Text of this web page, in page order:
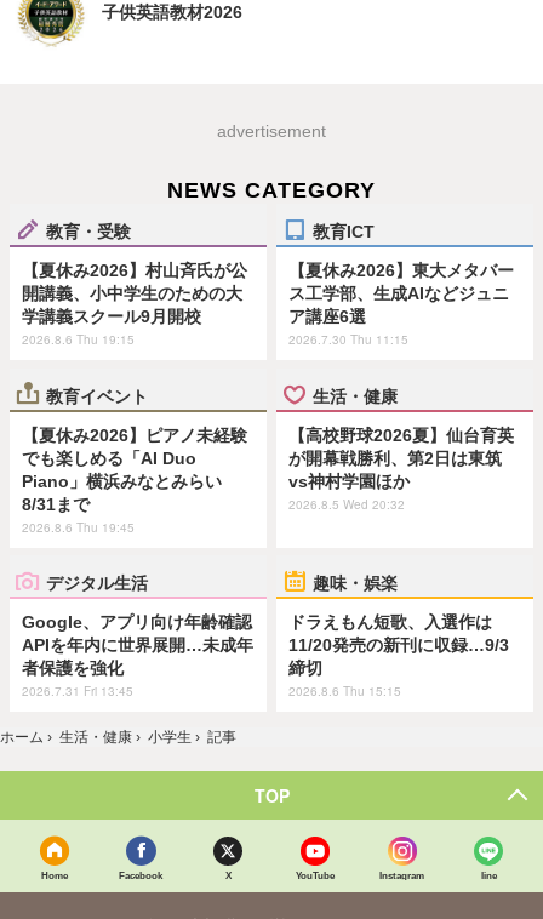
子供英語教材2026
advertisement
NEWS CATEGORY
教育・受験
【夏休み2026】村山斉氏が公
開講義、小中学生のための大
学講義スクール9月開校
2026.8.6 Thu 19:15
教育ICT
【夏休み2026】東大メタバー
ス工学部、生成AIなどジュニ
ア講座6選
2026.7.30 Thu 11:15
教育イベント
【夏休み2026】ピアノ未経験
でも楽しめる「AI Duo
Piano」横浜みなとみらい
8/31まで
2026.8.6 Thu 19:45
生活・健康
【高校野球2026夏】仙台育英
が開幕戦勝利、第2日は東筑
vs神村学園ほか
2026.8.5 Wed 20:32
デジタル生活
Google、アプリ向け年齢確認
APIを年内に世界展開…未成年
者保護を強化
2026.7.31 Fri 13:45
趣味・娯楽
ドラえもん短歌、入選作は
11/20発売の新刊に収録…9/3
締切
2026.8.6 Thu 15:15
ホーム › 生活・健康 › 小学生 › 記事
TOP
Home Facebook X YouTube Instagram line